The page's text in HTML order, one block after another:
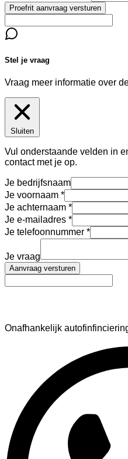
Proefrit aanvraag versturen
Stel je vraag
Vraag meer informatie over
Sluiten
Vul onderstaande velden in
contact met je op.
Je bedrijfsnaam
Je voornaam
Je achternaam
Je e-mailadres
Je telefoonnummer
Je vraag
Aanvraag versturen
Onafhankelijk